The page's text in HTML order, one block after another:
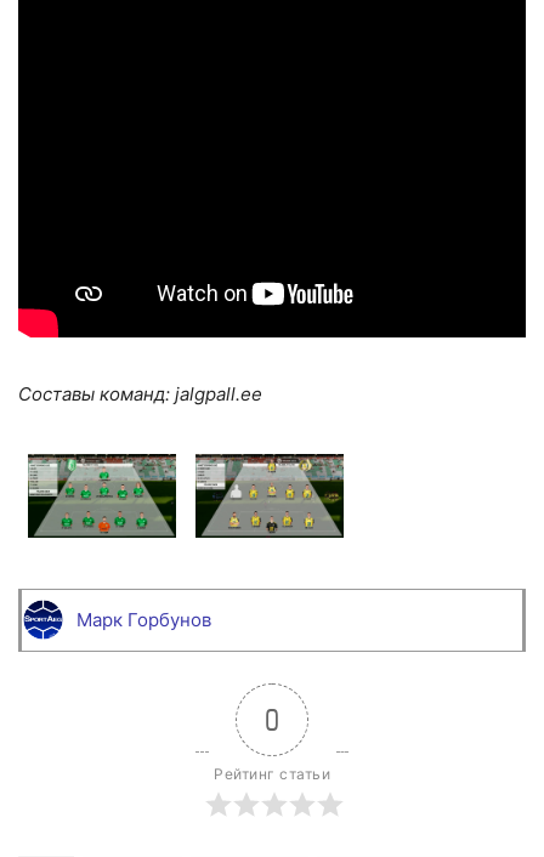
Составы команд: jalgpall.ee
Марк Горбунов
0
Рейтинг статьи